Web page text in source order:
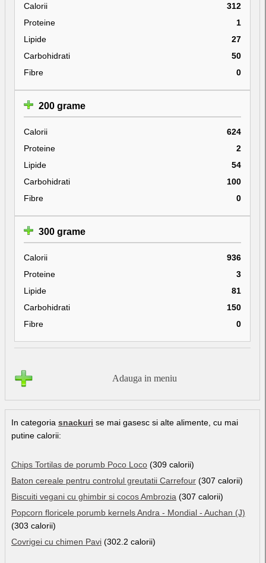
Calorii
312
Proteine
1
Lipide
27
Carbohidrati
50
Fibre
0
200 grame
Calorii
624
Proteine
2
Lipide
54
Carbohidrati
100
Fibre
0
300 grame
Calorii
936
Proteine
3
Lipide
81
Carbohidrati
150
Fibre
0
Adauga in meniu
In categoria snackuri se mai gasesc si alte alimente, cu mai
putine calorii:
Chips Tortilas de porumb Poco Loco (309 calorii)
Baton cereale pentru controlul greutatii Carrefour (307 calorii)
Biscuiti vegani cu ghimbir si cocos Ambrozia (307 calorii)
Popcorn floricele porumb kernels Andra - Mondial - Auchan (J)
(303 calorii)
Covrigei cu chimen Pavi (302.2 calorii)